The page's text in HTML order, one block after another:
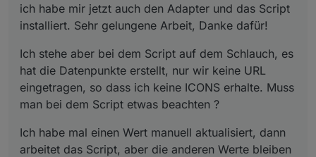
ich habe mir jetzt auch den Adapter und das Script
installiert. Sehr gelungene Arbeit, Danke dafür!
Ich stehe aber bei dem Script auf dem Schlauch, es
hat die Datenpunkte erstellt, nur wir keine URL
eingetragen, so dass ich keine ICONS erhalte. Muss
man bei dem Script etwas beachten ?
Ich habe mal einen Wert manuell aktualisiert, dann
arbeitet das Script, aber die anderen Werte bleiben